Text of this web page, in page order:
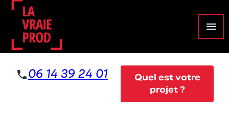
menu
06 14 39 24 01
Quel est votre
projet ?
Panneau de gestion des cookies